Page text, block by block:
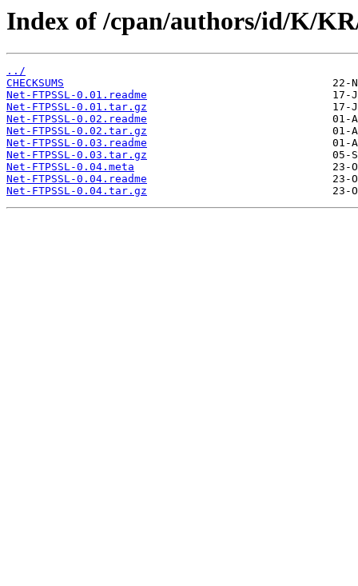
Index of /cpan/authors/id/K/
../
CHECKSUMS
Net-FTPSSL-0.01.readme
Net-FTPSSL-0.01.tar.gz
Net-FTPSSL-0.02.readme
Net-FTPSSL-0.02.tar.gz
Net-FTPSSL-0.03.readme
Net-FTPSSL-0.03.tar.gz
Net-FTPSSL-0.04.meta
Net-FTPSSL-0.04.readme
Net-FTPSSL-0.04.tar.gz